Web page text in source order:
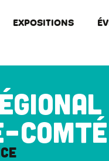
EXPOSITIONS
Comté